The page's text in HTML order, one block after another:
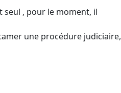
seul , pour le moment, il
une procédure judiciaire,